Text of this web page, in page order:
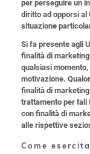
per perseguire un
diritto ad opporsi
situazione
Si fa presente agli
finalità di
qualsiasi
motivazione.
finalità di
trattamento per tali
con finalità di
alle rispettive
Come